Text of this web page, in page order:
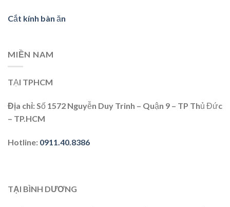
Cắt kính bàn ăn
MIỀN NAM
TẠI TPHCM
Địa chỉ:Số 1572 Nguyễn Duy Trinh – Quận 9 – TP Thủ Đức
– TP.HCM
Hotline: 0911.40.8386
TẠI BÌNH DƯƠNG